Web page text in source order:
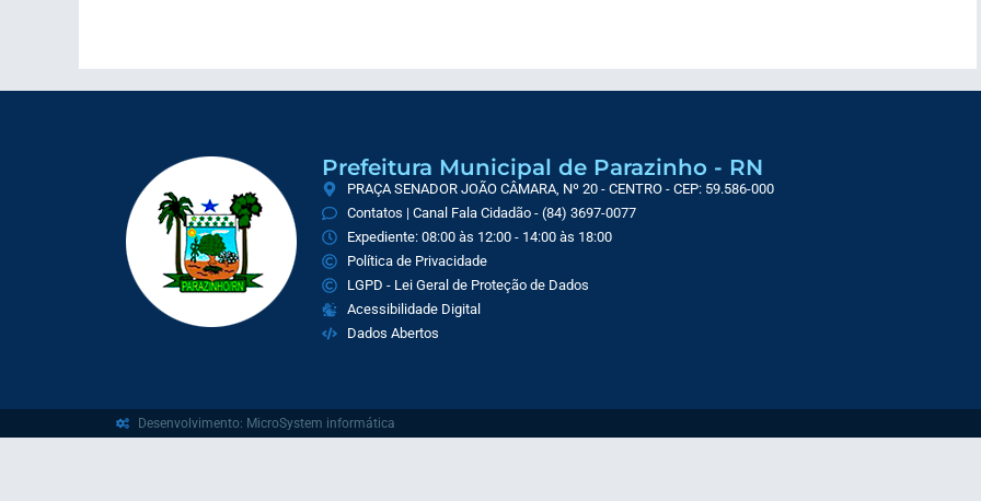
Prefeitura Municipal de Parazinho - RN
PRAÇA SENADOR JOÃO CÂMARA, Nº 20 - CENTRO - CEP: 59.586-000
Contatos | Canal Fala Cidadão - (84) 3697-0077
Expediente: 08:00 às 12:00 - 14:00 às 18:00
Política de Privacidade
LGPD - Lei Geral de Proteção de Dados
Acessibilidade Digital
Dados Abertos
Desenvolvimento: MicroSystem informática